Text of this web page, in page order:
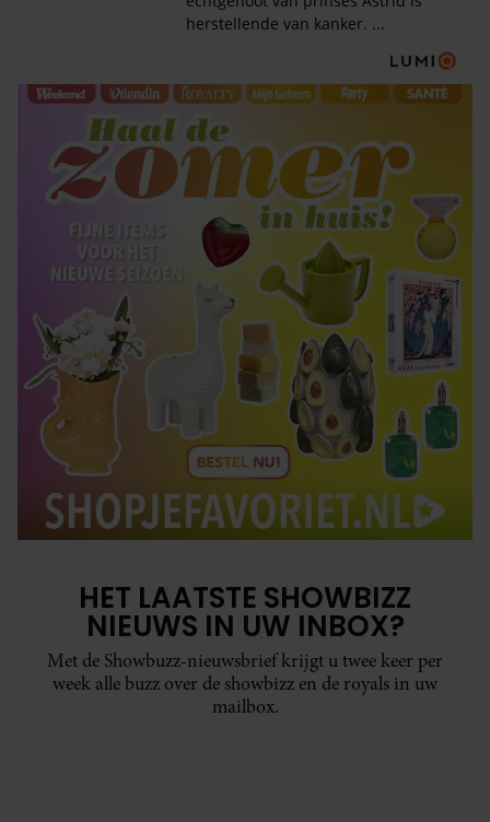
HET LAATSTE SHOWBIZZ
NIEUWS IN UW INBOX?
Met de Showbuzz-nieuwsbrief krijgt u twee keer per
week alle buzz over de showbizz en de royals in uw
mailbox.